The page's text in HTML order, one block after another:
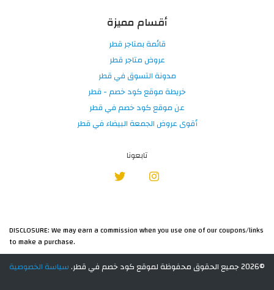
أقسام مميزة
قائمة بمتاجر قطر
عروض متاجر قطر
مدونة التسوق في قطر
خريطة موقع كود خصم - قطر
عن موقع كود خصم في قطر
أقوى عروض الجمعة البيضاء في قطر
تابعونا
DISCLOSURE: We may earn a commission when you use one of our coupons/links
to make a purchase.
©2026 جميع الحقوق محفوظة لموقع كود خصم في قطر. سياسة الخصوصية